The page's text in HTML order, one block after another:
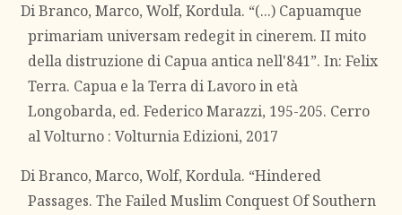
Di Branco, Marco, Wolf, Kordula. “(...) Capuamque
primariam universam redegit in cinerem. II mito
della distruzione di Capua antica nell'841”. In: Felix
Terra. Capua e la Terra di Lavoro in età
Longobarda, ed. Federico Marazzi, 195-205. Cerro
al Volturno : Volturnia Edizioni, 2017
Di Branco, Marco, Wolf, Kordula. “Hindered
Passages. The Failed Muslim Conquest Of Southern